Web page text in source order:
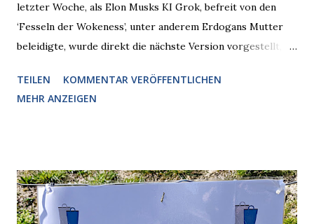
letzter Woche, als Elon Musks KI Grok, befreit von den
‘Fesseln der Wokeness’, unter anderem Erdogans Mutter
beleidigte, wurde direkt die nächste Version vorgestellt,
radikalisierte, weil sie ohnehin kurz vor dem Austausch
stand. Das ist sogar recht logisch, aber nicht, um den
unauffälliger machen muss, damit die KI rechtslastig
argumentiert. So wird jetzt berichtet, dass der neue Grok
TEILEN
KOMMENTAR VERÖFFENTLICHEN
MEHR ANZEIGEN